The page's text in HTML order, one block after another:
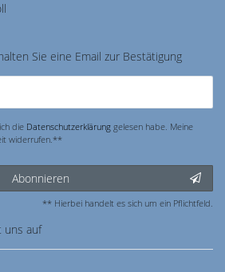
Sie eine Email zur Bestätigung
die Daten­schutz­erklärunggelesen habe. Meine
widerrufen.**
Abonnieren
** Hierbei handelt es sich um ein Pflichtfeld.
uns auf